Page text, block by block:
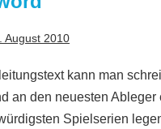
August 2010
kann man
an den neuesten Ableger
Spielserien